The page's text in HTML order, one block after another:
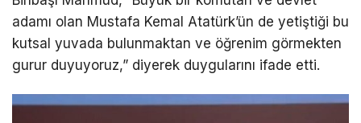
adamı olan Mustafa Kemal Atatürk’ün de yetiştiği bu
kutsal yuvada bulunmaktan ve öğrenim görmekten
gurur duyuyoruz,” diyerek duygularını ifade etti.